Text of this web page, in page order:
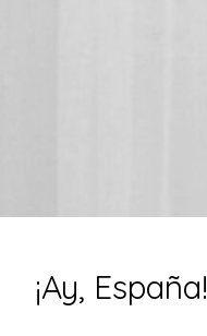
¡Ay, España!